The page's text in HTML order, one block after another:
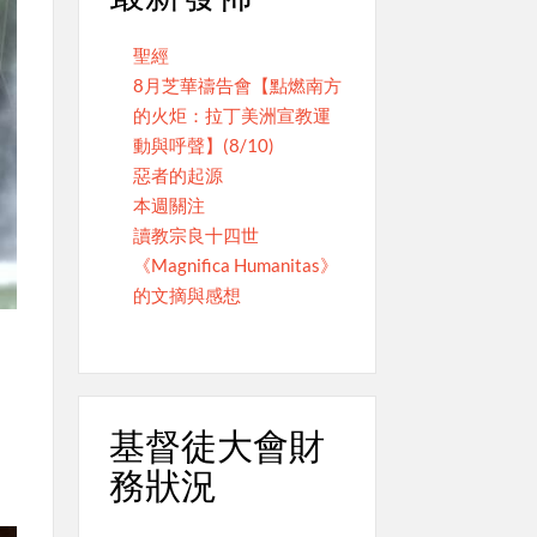
聖經
8月芝華禱告會【點燃南方
的火炬：拉丁美洲宣教運
動與呼聲】(8/10)
惡者的起源
本週關注
讀教宗良十四世
《Magnifica Humanitas》
的文摘與感想
基督徒大會財
務狀況